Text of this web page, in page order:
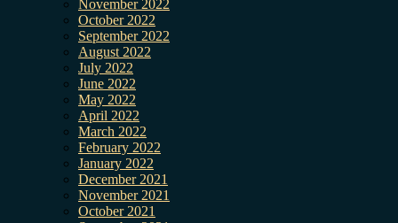
November 2022
October 2022
September 2022
August 2022
July 2022
June 2022
May 2022
April 2022
March 2022
February 2022
January 2022
December 2021
November 2021
October 2021